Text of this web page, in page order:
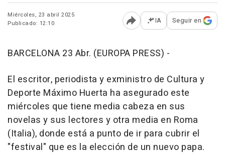
Miércoles, 23 abril 2025
Publicado: 12:10
Abrir opciones para
IA Seguir en
BARCELONA 23 Abr. (EUROPA PRESS) -
El escritor, periodista y exministro de Cultura y
Deporte Máximo Huerta ha asegurado este
miércoles que tiene media cabeza en sus
novelas y sus lectores y otra media en Roma
(Italia), donde está a punto de ir para cubrir el
"festival" que es la elección de un nuevo papa.